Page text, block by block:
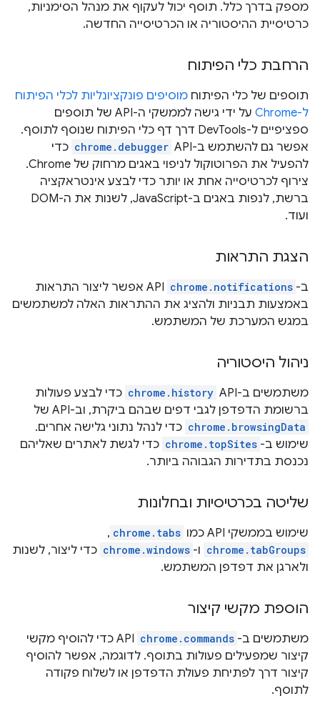
מספק בדרך כלל. תוסף יכול לעקוף את מנהל הסימניות,
כרטיסיית ההיסטוריה או הכרטיסייה החדשה.
הרחבת כלי הפיתוח
תוספים של כלי הפיתוח מוסיפים פונקציונליות לכלי הפיתוח
ל-Chrome
על ידי גישה לממשקי ה-API של תוספים
ספציפיים ל-DevTools דרך דף כלי הפיתוח שנוסף לתוסף.
אפשר גם להשתמש ב-API
chrome.debugger כדי
להפעיל את הפרוטוקול לניפוי באגים מרחוק של Chrome.
צירוף לכרטיסייה אחת או יותר כדי לבצע אינטראקציה
ברשת, לנפות באגים ב-JavaScript, לשנות את ה-DOM
ועוד.
הצגת התראות
ב- chrome.notifications
API אפשר ליצור התראות
באמצעות תבניות ולהציג את ההתראות האלה למשתמשים
במגש המערכת של המשתמש.
ניהול היסטוריה
משתמשים ב-API chrome.history כדי לבצע פעולות
ברשומת הדפדפן לגבי דפים שבהם ביקרת, וב-API של
chrome.browsingData כדי לנהל נתוני גלישה אחרים.
שימוש ב- chrome.topSites כדי לגשת לאתרים שאליהם
נכנסת בתדירות הגבוהה ביותר.
שליטה בכרטיסיות ובחלונות
שימוש בממשקי API כמו chrome.tabs
,
chrome.tabGroups ו- chrome.windows כדי ליצור, לשנות
ולארגן את דפדפן המשתמש.
הוספת מקשי קיצור
משתמשים ב- chrome.commands
API כדי להוסיף מקשי
קיצור שמפעילים פעולות בתוסף. לדוגמה, אפשר להוסיף
קיצור דרך לפתיחת פעולת הדפדפן או לשלוח פקודה
לתוסף.